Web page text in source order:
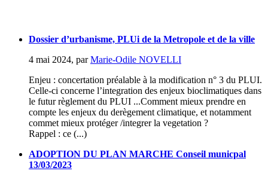
Dossier d’urbanisme, PLUi de la Metropole et de la ville
4 mai 2024, parMarie-Odile NOVELLI
Enjeu : concertation préalable à la modification n° 3 du PLUI.
Celle-ci concerne l’integration des enjeux bioclimatiques dans
le futur règlement du PLUI ...Comment mieux prendre en
compte les enjeux du derègement climatique, et notamment
commet mieux protéger /integrer la vegetation ?
Rappel : ce (...)
ADOPTION DU PLAN MARCHE Conseil municpal
13/03/2023